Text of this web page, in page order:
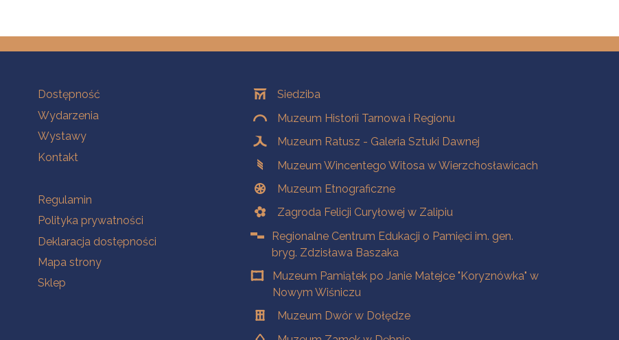
Na skróty
Dostępność
Wydarzenia
Wystawy
Kontakt
Na skróty
Regulamin
Polityka prywatności
Deklaracja dostępności
Mapa strony
Sklep
OddziałySiedziba
Muzeum Historii Tarnowa i Regionu
Muzeum Ratusz - Galeria Sztuki Dawnej
Muzeum Wincentego Witosa w Wierzchosławicach
Muzeum Etnograficzne
Zagroda Felicji Curyłowej w Zalipiu
Regionalne Centrum Edukacji o Pamięci im. gen.
bryg. Zdzisława Baszaka
Muzeum Pamiątek po Janie Matejce "Koryznówka" w
Nowym Wiśniczu
Muzeum Dwór w Dołędze